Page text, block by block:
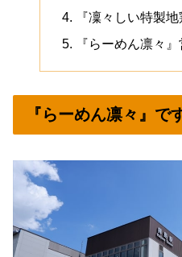
『凜々しい特製
『らーめん凛々
『らーめん凛々』で